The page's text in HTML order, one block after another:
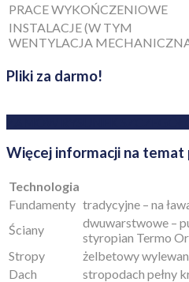
PRACE WYKOŃCZENIOWE
INSTALACJE (W TYM
WENTYLACJA
Pliki za darmo!
Więcej informacji na
Technologia
Fundamenty tradycyjne – na
Ściany
dwuwarstwowe –
styropian Termo
Stropy
żelbetowy
Dach
stropodach pełny